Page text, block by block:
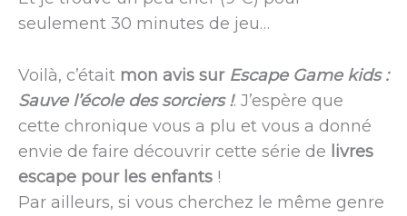
seulement 30 minutes de jeu…
Voilà, c’était mon avis sur Escape Game kids :
Sauve l’école des sorciers !. J’espère que
cette chronique vous a plu et vous a donné
envie de faire découvrir cette série de livres
escape pour les enfants !
Par ailleurs, si vous cherchez le même genre